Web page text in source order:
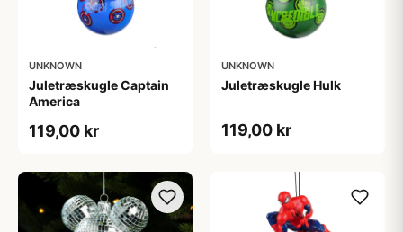
UNKNOWN
Juletræskugle Captain
America
119,00 kr
UNKNOWN
Juletræskugle Hulk
119,00 kr